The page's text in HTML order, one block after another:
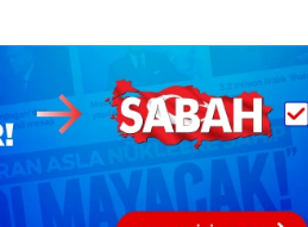
panel vasıtasıyla
Metnimiziziyaret edebilirsiniz.
uyarınca hazırlanmış
ilgili bilgi almak için lütfen